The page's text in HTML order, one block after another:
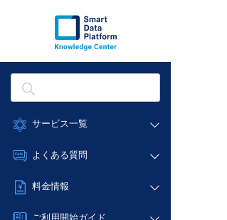
サービス一覧
データ利活用
ネットワーク
IoT
よくある質問
データ利活用
料金情報
料金シミュレーター
ご利用開始ガイド